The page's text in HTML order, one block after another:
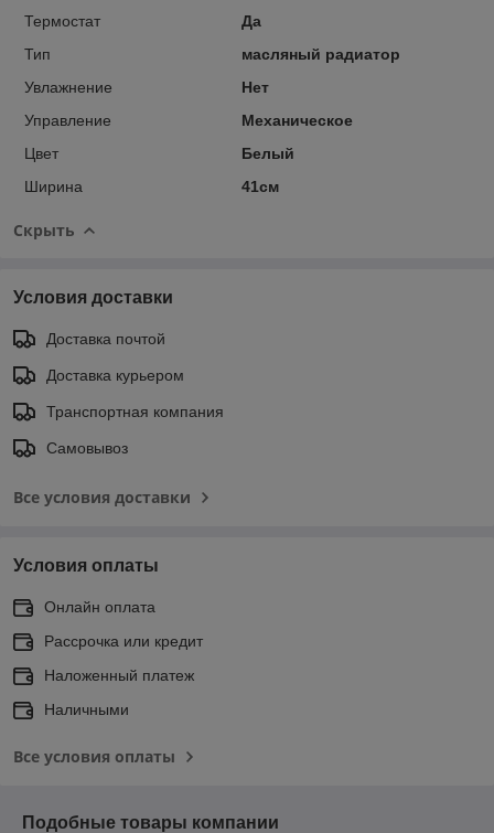
Термостат
Да
Тип
масляный радиатор
Увлажнение
Нет
Управление
Механическое
Цвет
Белый
Ширина
41см
Скрыть
Условия доставки
Доставка почтой
Доставка курьером
Транспортная компания
Самовывоз
Все условия доставки
Условия оплаты
Онлайн оплата
Рассрочка или кредит
Наложенный платеж
Наличными
Все условия оплаты
Подобные товары компании